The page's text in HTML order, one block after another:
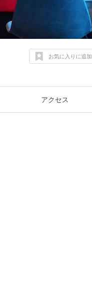
お気に入りに追加
アクセス